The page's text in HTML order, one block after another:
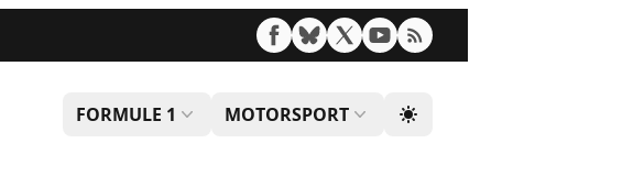
FORMULE 1 MOTORSPORT